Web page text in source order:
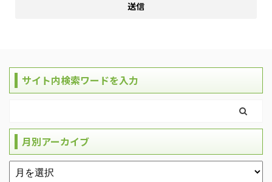
サイト内検索ワードを入力
月別アーカイブ